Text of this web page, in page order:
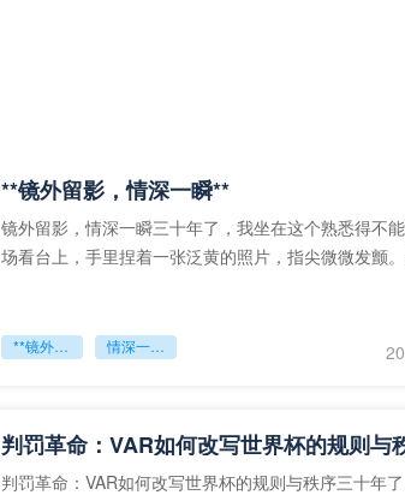
**镜外留影，情深一瞬**
镜外留影，情深一瞬三十年了，我坐在这个熟悉得不
场看台上，手里捏着一张泛黄的照片，指尖微微发颤
**镜外留影 情深一瞬**
判罚革命：VAR如何改写世界杯的规则与
判罚革命：VAR如何改写世界杯的规则与秩序三十年